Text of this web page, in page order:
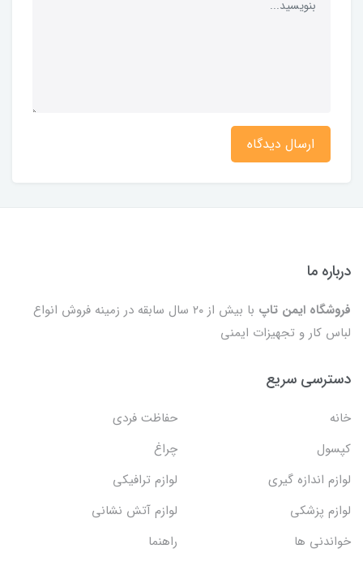
ارسال دیدگاه
درباره ما
فروشگاه ایمن تاپ
با بیش از ۲۰ سال سابقه در زمینه فروش انواع
لباس کار و تجهیزات ایمنی
دسترسی سریع
خانه
حفاظت فردی
کپسول
چراغ
لوازم اندازه گیری
لوازم ترافیکی
لوازم پزشکی
لوازم آتش نشانی
خواندنی ها
راهنما